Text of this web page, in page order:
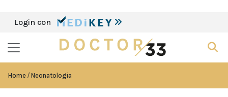
Login con
Home Neonatologia